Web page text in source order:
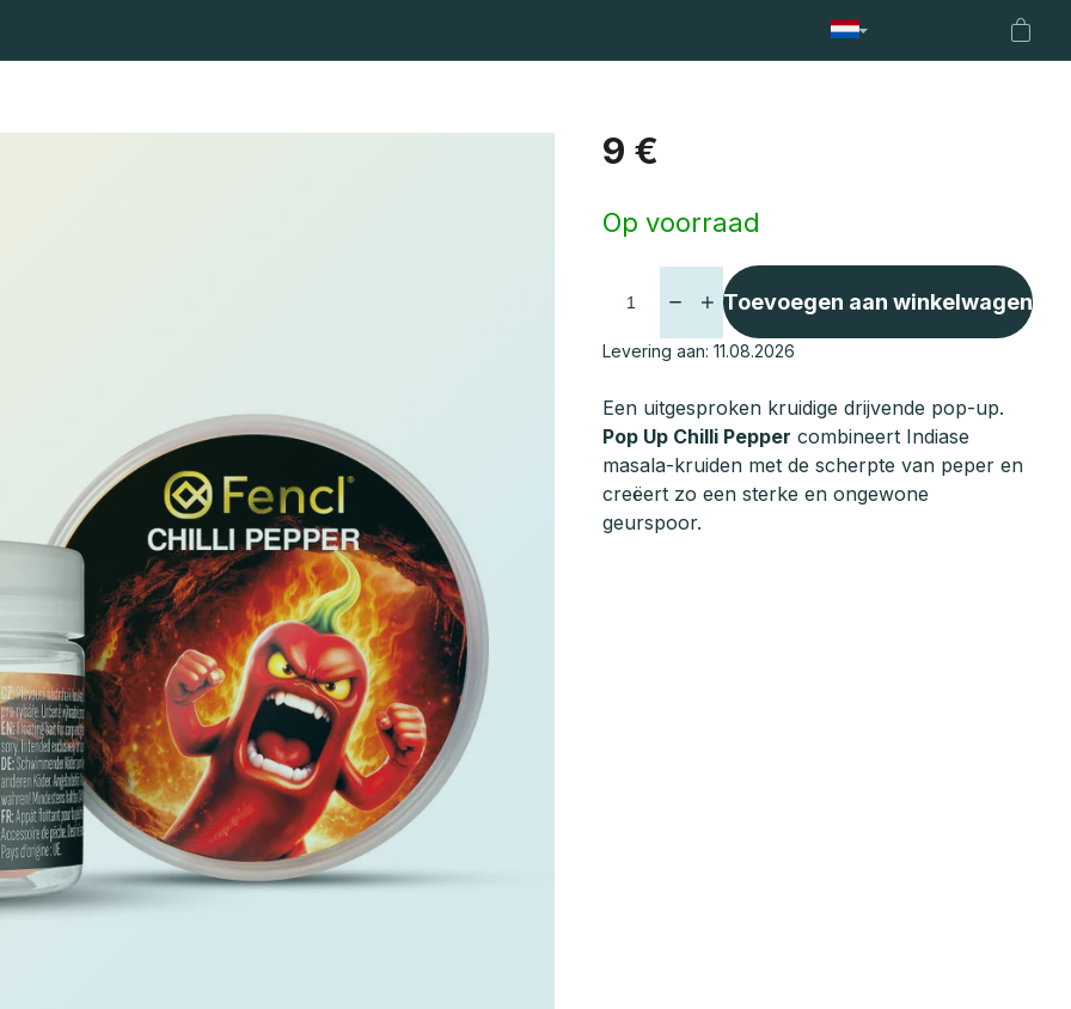
Hengelstandaard
9 €
prijs:
Op voorraad
Levering aan: 11.08.2026
Toevoegen aan winkelwagen
Een uitgesproken kruidige drijvende pop-up.
Pop Up Chilli Pepper combineert Indiase
masala-kruiden met de scherpte van peper en
creëert zo een sterke en ongewone
geurspoor.